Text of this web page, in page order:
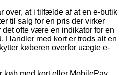
over, at i tilfælde af at en e-butik
til salg for en pris der virker
ofte være en indikator for en
Handler med kort er trods alt en
køberen overfor uægte e-
køb med kort eller MobilePay.